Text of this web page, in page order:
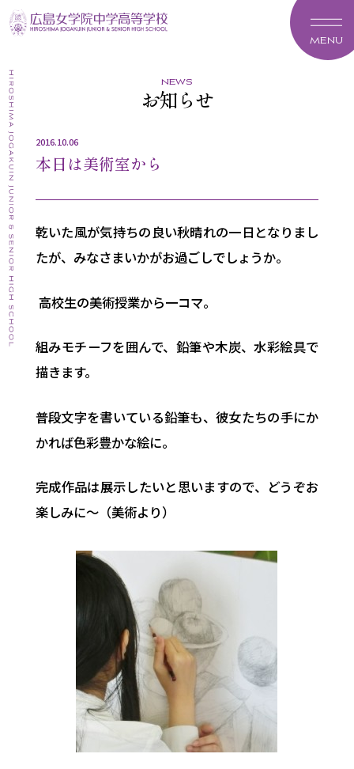
MENU
news
お知らせ
2016.10.06
本日は美術室から
乾いた風が気持ちの良い秋晴れの一日となりまし
たが、みなさまいかがお過ごしでしょうか。
高校生の美術授業から一コマ。
組みモチーフを囲んで、鉛筆や木炭、水彩絵具で
描きます。
普段文字を書いている鉛筆も、彼女たちの手にか
かれば色彩豊かな絵に。
完成作品は展示したいと思いますので、どうぞお
楽しみに～（美術より）